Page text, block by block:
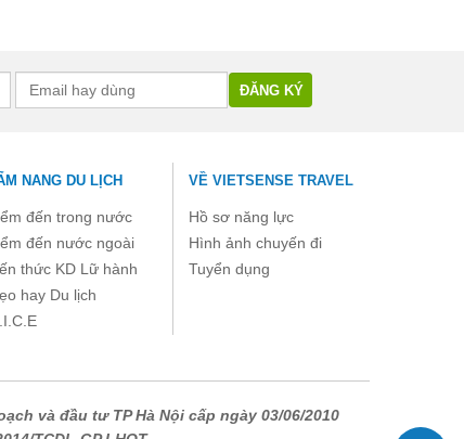
NANG DU LỊCH
đến trong nước
đến nước ngoài
thức KD Lữ hành
hay Du lịch
VỀ VIETSENSE TRAVEL
Hồ sơ năng lực
Hình ảnh chuyến đi
Tuyển dụng
và đầu tư TP Hà Nội cấp ngày 03/06/2010